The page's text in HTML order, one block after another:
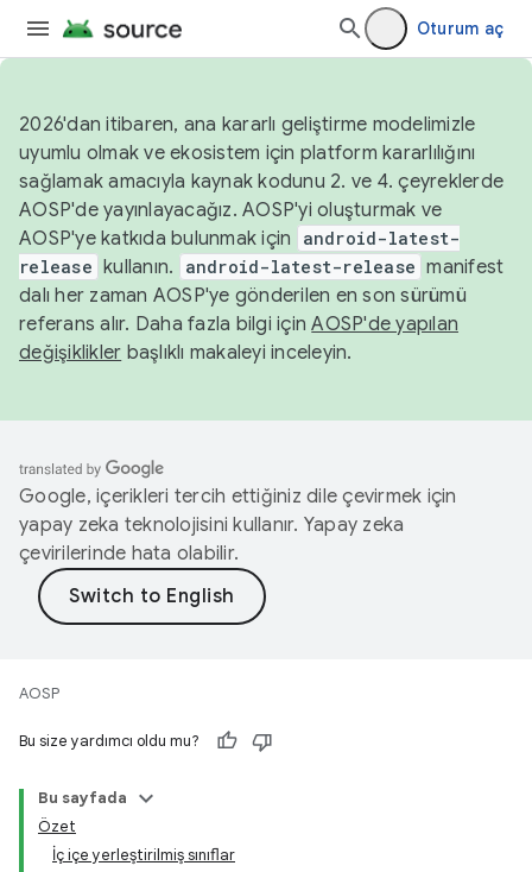
Oturum aç
2026'dan itibaren, ana kararlı geliştirme modelimizle
uyumlu olmak ve ekosistem için platform kararlılığını
sağlamak amacıyla kaynak kodunu 2. ve 4. çeyreklerde
AOSP'de yayınlayacağız. AOSP'yi oluşturmak ve
AOSP'ye katkıda bulunmak için
android-latest-
release kullanın. android-latest-release manifest
dalı her zaman AOSP'ye gönderilen en son sürümü
referans alır. Daha fazla bilgi içinAOSP'de yapılan
değişiklikler başlıklı makaleyi inceleyin.
Google, içerikleri tercih ettiğiniz dile çevirmek için
yapay zeka teknolojisini kullanır. Yapay zeka
çevirilerinde hata olabilir.
AOSP
Bu size yardımcı oldu mu?
Bu sayfada
Özet
İç içe yerleştirilmiş sınıflar